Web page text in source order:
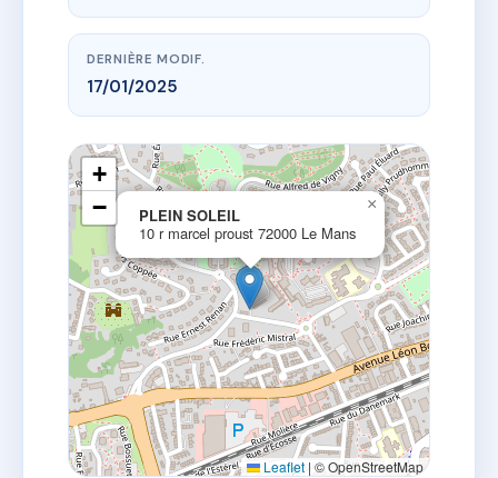
DERNIÈRE MODIF.
17/01/2025
PLEIN SOLEIL
10 r marcel proust 72000 Le Mans
×
+
−
Leaflet | © OpenStreetMap